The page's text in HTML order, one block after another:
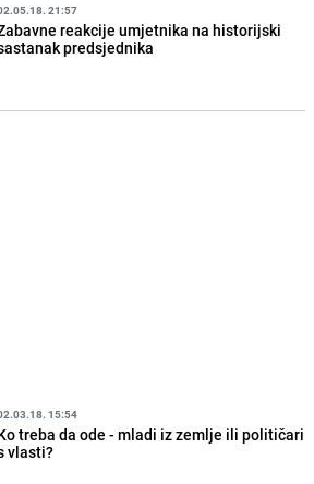
21:57
reakcije umjetnika na historijski
predsjednika
15:54
treba da ode - mladi iz zemlje ili političari
vlasti?